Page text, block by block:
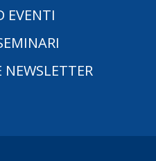
EVENTI
NEWSLETTER